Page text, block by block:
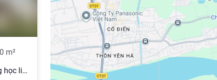
m²
Chuyển nhượng dự án Trường học liên cấp tại Khu đô thị mới Cầu Giấy, 18200m2, giá 350 tỷ